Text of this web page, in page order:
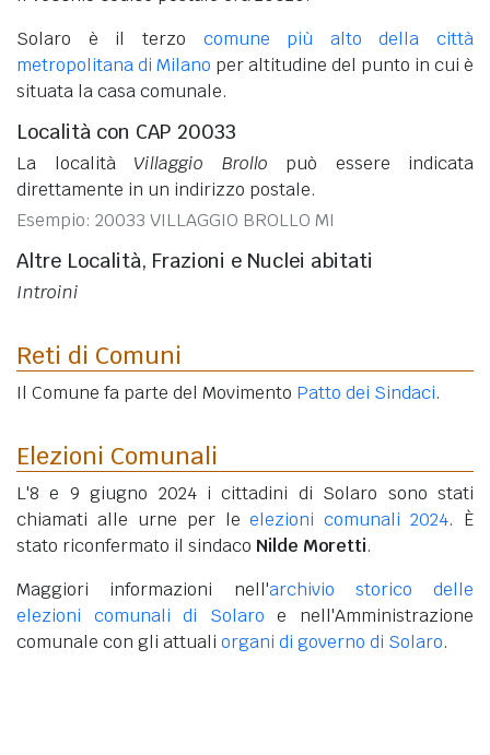
Solaro è il terzo comune più alto della città
metropolitana di Milano per altitudine del punto in cui è
situata la casa comunale.
Località con CAP 20033
La località Villaggio Brollo può essere indicata
direttamente in un indirizzo postale.
Esempio: 20033 VILLAGGIO BROLLO MI
Altre Località, Frazioni e Nuclei abitati
Introini
Reti di Comuni
Il Comune fa parte del Movimento Patto dei Sindaci.
Elezioni Comunali
L'8 e 9 giugno 2024 i cittadini di Solaro sono stati
chiamati alle urne per leelezioni comunali 2024. È
stato riconfermato il sindaco Nilde Moretti.
Maggiori informazioni nell'archivio storico delle
elezioni comunali di Solaro e nell'Amministrazione
comunale con gli attuali organi di governo di Solaro.